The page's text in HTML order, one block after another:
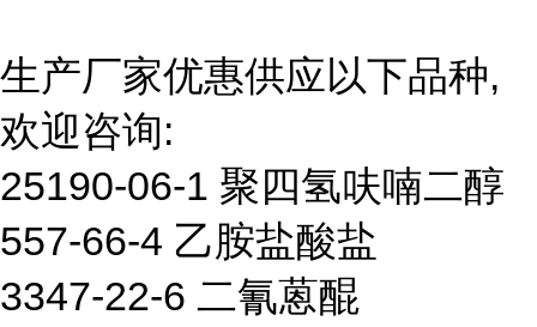
生产厂家优惠供应以下品种,
欢迎咨询:
25190-06-1 聚四氢呋喃二醇
557-66-4 乙胺盐酸盐
3347-22-6 二氰蒽醌